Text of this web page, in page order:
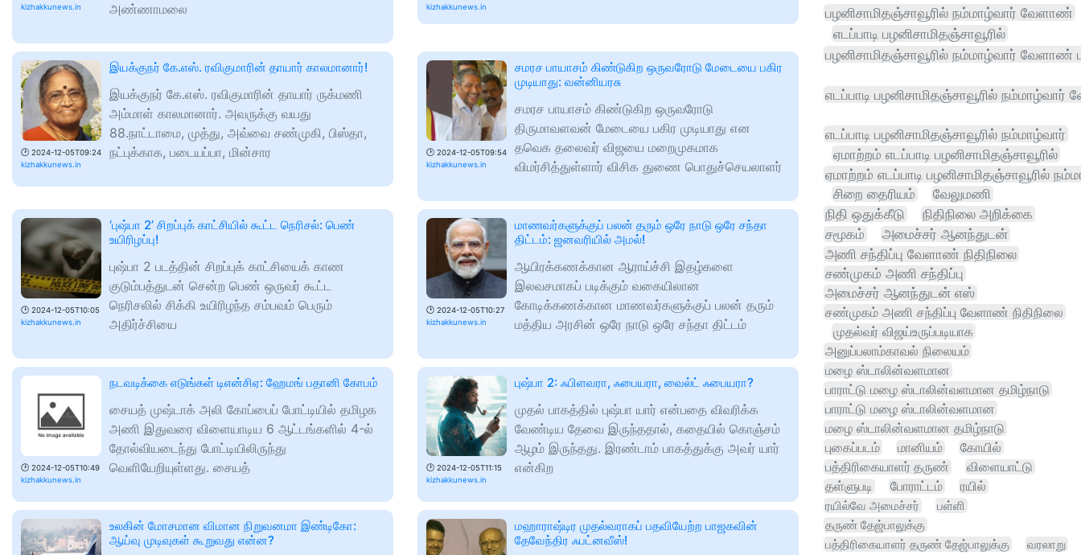
kizhakkunews.in
அண்ணாமலை
kizhakkunews.in
🕑 2024-12-05T09:24
kizhakkunews.in
இயக்குநர் கே.எஸ். ரவிகுமாரின் தாயார் காலமானார்!
இயக்குநர் கே.எஸ். ரவிகுமாரின் தாயார் ருக்மணி
அம்மாள் காலமானார். அவருக்கு வயது
88.நாட்டாமை, முத்து, அவ்வை சண்முகி, பிஸ்தா,
நட்புக்காக, படையப்பா, மின்சார
🕑 2024-12-05T09:54
kizhakkunews.in
சமரச பாயாசம் கிண்டுகிற ஒருவரோடு மேடையை பகிர
முடியாது: வன்னியரசு
சமரச பாயாசம் கிண்டுகிற ஒருவரோடு
திருமாவளவன் மேடையை பகிர முடியாது என
தவெக தலைவர் விஜயை மறைமுகமாக
விமர்சித்துள்ளார் விசிக துணை பொதுச்செயலாளர்
🕑 2024-12-05T10:05
kizhakkunews.in
‘புஷ்பா 2’ சிறப்புக் காட்சியில் கூட்ட நெரிசல்: பெண்
உயிரிழப்பு!
புஷ்பா 2 படத்தின் சிறப்புக் காட்சியைக் காண
குடும்பத்துடன் சென்ற பெண் ஒருவர் கூட்ட
நெரிசலில் சிக்கி உயிரிழந்த சம்பவம் பெரும்
அதிர்ச்சியை
🕑 2024-12-05T10:27
kizhakkunews.in
மாணவர்களுக்குப் பலன் தரும் ஒரே நாடு ஒரே சந்தா
திட்டம்: ஜனவரியில் அமல்!
ஆயிரக்கணக்கான ஆராய்ச்சி இதழ்களை
இலவசமாகப் படிக்கும் வகையிலான
கோடிக்கணக்கான மாணவர்களுக்குப் பலன் தரும்
மத்திய அரசின் ஒரே நாடு ஒரே சந்தா திட்டம்
🕑 2024-12-05T10:49
kizhakkunews.in
நடவடிக்கை எடுங்கள் டிஎன்சிஏ: ஹேமங் பதானி கோபம்
சையத் முஷ்டாக் அலி கோப்பைப் போட்டியில் தமிழக
அணி இதுவரை விளையாடிய 6 ஆட்டங்களில் 4-ல்
தோல்வியடைந்து போட்டியிலிருந்து
வெளியேறியுள்ளது. சையத்
🕑 2024-12-05T11:15
kizhakkunews.in
புஷ்பா 2: ஃபிளவரா, ஃபையரா, வைல்ட் ஃபையரா?
முதல் பாகத்தில் புஷ்பா யார் என்பதை விவரிக்க
வேண்டிய தேவை இருந்ததால், கதையில் கொஞ்சம்
ஆழம் இருந்தது. இரண்டாம் பாகத்துக்கு அவர் யார்
என்கிற
உலகின் மோசமான விமான நிறுவனமா இண்டிகோ:
ஆய்வு முடிவுகள் கூறுவது என்ன?
மஹாராஷ்டிர முதல்வராகப் பதவியேற்ற பாஜகவின்
தேவேந்திர ஃபட்னவீஸ்!
பழனிசாமிதஞ்சாவூரில் நம்மாழ்வார் வேளாண்
எடப்பாடி பழனிசாமிதஞ்சாவூரில்
பழனிசாமிதஞ்சாவூரில் நம்மாழ்வார் வேளாண்
எடப்பாடி பழனிசாமிதஞ்சாவூரில்
எடப்பாடி பழனிசாமிதஞ்சாவூரில் நம்மாழ்வார்
ஏமாற்றம் எடப்பாடி பழனிசாமிதஞ்சாவூரில்
ஏமாற்றம் எடப்பாடி பழனிசாமிதஞ்சாவூரில்
சிறை தைரியம்
வேலுமணி
நிதி ஒதுக்கீடு
நிதிநிலை அறிக்கை
சமூகம்
அமைச்சர் ஆனந்துடன்
அணி சந்திப்பு வேளாண் நிதிநிலை
சண்முகம் அணி சந்திப்பு
அமைச்சர் ஆனந்துடன் எஸ்
சண்முகம் அணி சந்திப்பு வேளாண் நிதிநிலை
முதல்வர் விஜய்உருப்படியாக
அனுப்பலாம்காவல் நிலையம்
மழை ஸ்டாலின்வளமான
பாராட்டு மழை ஸ்டாலின்வளமான தமிழ்நாடு
பாராட்டு மழை ஸ்டாலின்வளமான
மழை ஸ்டாலின்வளமான தமிழ்நாடு
புகைப்படம்
மானியம்
கோயில்
பத்திரிகையாளர் தருண்
விளையாட்டு
தள்ளுபடி
போராட்டம்
ரயில்
ரயில்வே அமைச்சர்
பள்ளி
தருண் தேஜ்பாலுக்கு
பத்திரிகையாளர் தருண் தேஜ்பாலுக்கு
வரலாறு